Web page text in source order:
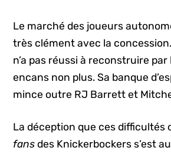
Le marché des joueurs
très clément avec la
n’a pas réussi à reconstruire par
encans non plus. Sa banque
mince outre RJ Barrett et
La déception que ces difficultés
fans des Knickerbockers s’est